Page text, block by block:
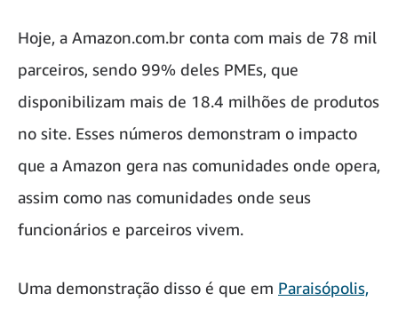
Hoje, a Amazon.com.br conta com mais de 78 mil
parceiros, sendo 99% deles PMEs, que
disponibilizam mais de 18.4 milhões de produtos
no site. Esses números demonstram o impacto
que a Amazon gera nas comunidades onde opera,
assim como nas comunidades onde seus
funcionários e parceiros vivem.
Uma demonstração disso é que em Paraisópolis,